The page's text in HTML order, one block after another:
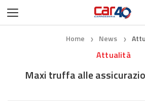
Home ❯ News ❯
Attualità
Maxi truffa alle